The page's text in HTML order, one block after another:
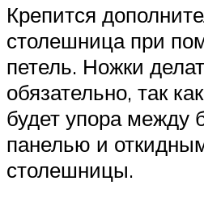
Крепится
столешница при
петель. Ножки
обязательно, так
будет упора между
панелью и
столешницы.